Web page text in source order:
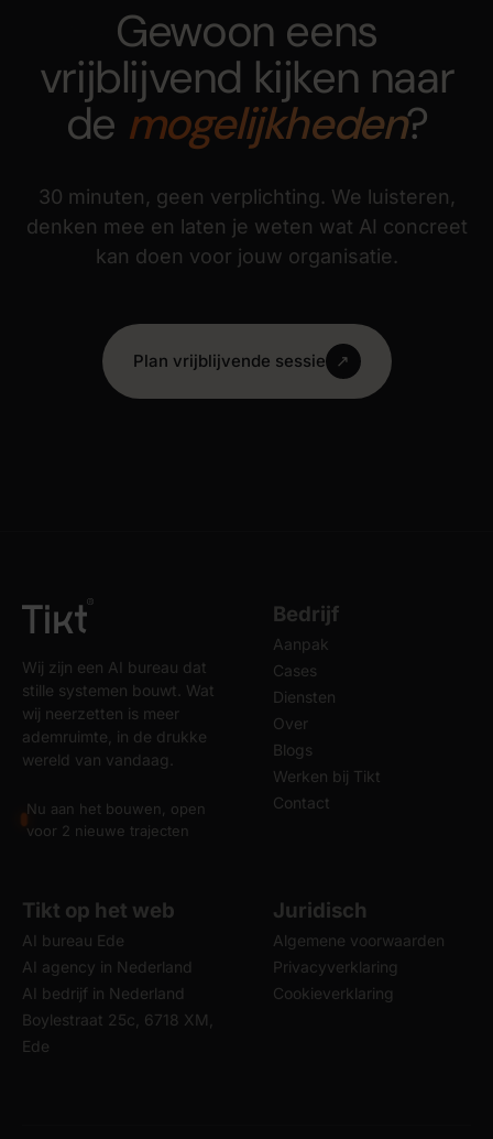
Gewoon eens
vrijblijvend kijken naar
de mogelijkheden?
30 minuten, geen verplichting. We luisteren,
denken mee en laten je weten wat AI concreet
kan doen voor jouw organisatie.
Plan vrijblijvende sessie ↗
Wij zijn een AI bureau dat
stille systemen bouwt. Wat
wij neerzetten is meer
ademruimte, in de drukke
wereld van vandaag.
Nu aan het bouwen, open
voor 2 nieuwe trajecten
Bedrijf
Aanpak
Cases
Diensten
Over
Blogs
Werken bij Tikt
Contact
Tikt op het web
AI bureau Ede
AI agency in Nederland
AI bedrijf in Nederland
Boylestraat 25c, 6718 XM,
Ede
Juridisch
Algemene voorwaarden
Privacyverklaring
Cookieverklaring